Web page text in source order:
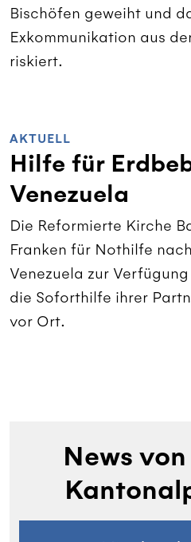
Bischöfen geweiht und
Exkommunikation aus
riskiert.
AKTUELL
Hilfe für
Venezuela
Die Reformierte Kirche
Franken für Nothilfe
Venezuela zur
die Soforthilfe ihrer
vor Ort.
News